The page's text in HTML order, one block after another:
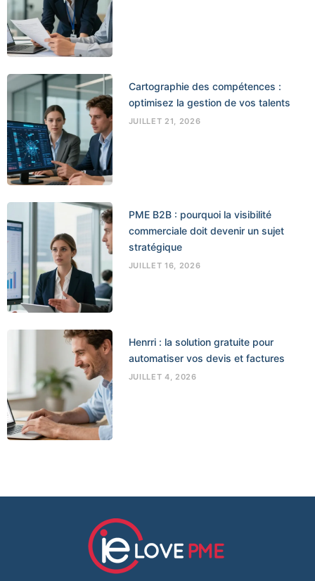
Cartographie des compétences :
optimisez la gestion de vos talents
JUILLET 21, 2026
PME B2B : pourquoi la visibilité
commerciale doit devenir un sujet
stratégique
JUILLET 16, 2026
Henrri : la solution gratuite pour
automatiser vos devis et factures
JUILLET 4, 2026